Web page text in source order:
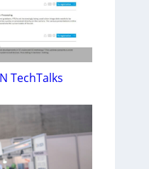
TechTalks